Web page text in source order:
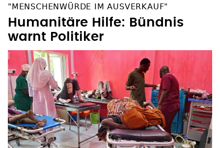
"MENSCHENWÜRDE IM AUSVERKAUF"
Humanitäre Hilfe: Bündnis
warnt Politiker